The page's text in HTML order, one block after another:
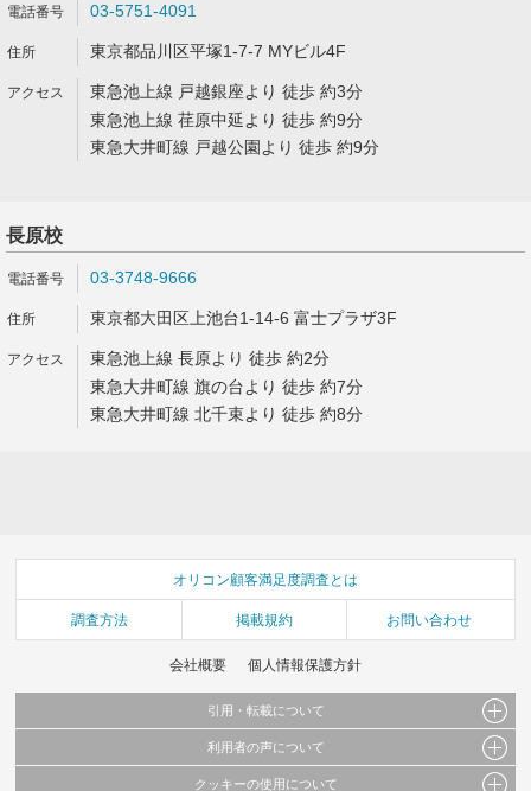
03-5751-4091
東京都品川区平塚1-7-7 MYビル4F
東急池上線 戸越銀座より 徒歩 約3分
東急池上線 荏原中延より 徒歩 約9分
東急大井町線 戸越公園より 徒歩 約9分
長原校
03-3748-9666
東京都大田区上池台1-14-6 富士プラザ3F
東急池上線 長原より 徒歩 約2分
東急大井町線 旗の台より 徒歩 約7分
東急大井町線 北千束より 徒歩 約8分
オリコン顧客満足度調査とは
調査方法 掲載規約 お問い合わせ
会社概要 個人情報保護方針
引用・転載について
当サイトで公開されている情報（文字、写真、イラスト、画像データ等）及びこれらの配
利用者の声について
当サイトに掲載している内容はすべてサービスの利用者が提出された見解・感想です。
クッキーの使用について